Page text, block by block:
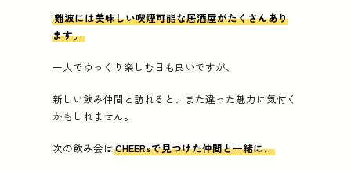
難波には美味しい喫煙可能な居酒屋がたくさんあり
ます。
一人でゆっくり楽しむ日も良いですが、
新しい飲み仲間と訪れると、また違った魅力に気付く
かもしれません。
次の飲み会はCHEERsで見つけた仲間と一緒に、